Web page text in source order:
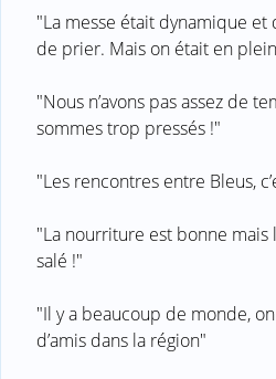
"La messe était dynamique
de prier. Mais on était en
"Nous n’avons pas assez de
sommes trop pressés !"
"Les rencontres entre Bleus,
"La nourriture est bonne mais
salé !"
"Il y a beaucoup de monde,
d’amis dans la région"